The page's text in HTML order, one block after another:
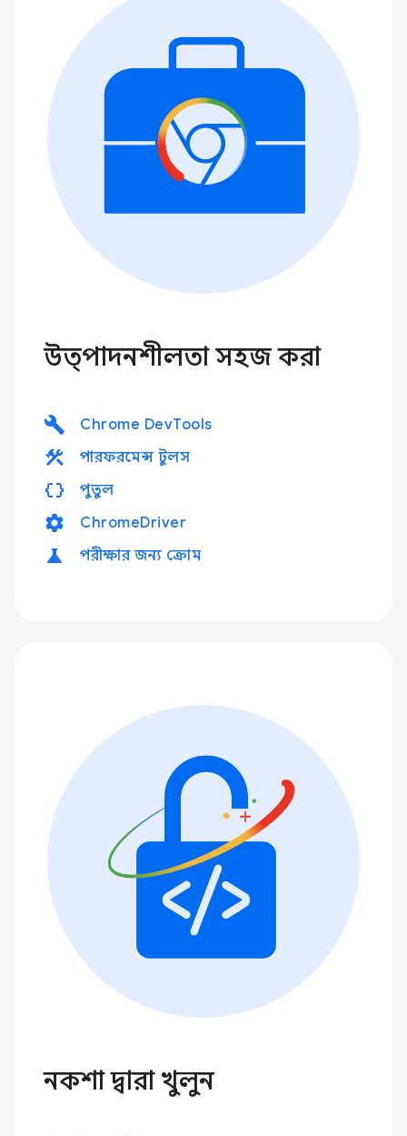
উত্পাদনশীলতা সহজ করা
build Chrome DevTools
construction পারফরমেন্স টুলস
data_object পুতুল
settings ChromeDriver
science পরীক্ষার জন্য ক্রোম
নকশা দ্বারা খুলুন